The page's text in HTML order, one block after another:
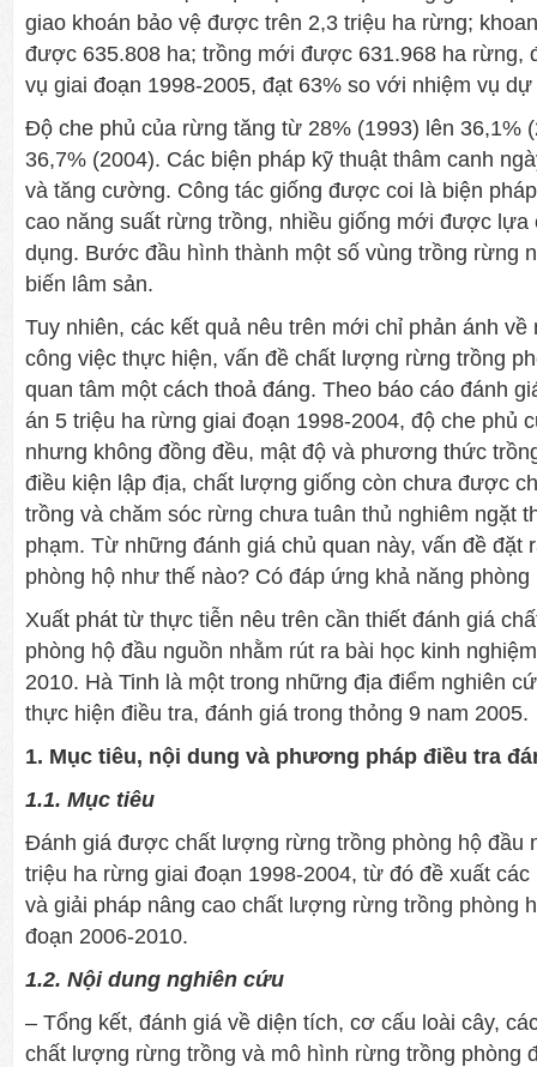
giao khoán bảo vệ được trên 2,3 triệu ha rừng;
được 635.808 ha; trồng mới được 631.968 ha rừng,
vụ giai đoạn 1998-2005, đạt 63% so với nhiệm vụ dự
Độ che phủ của rừng tăng từ 28% (1993) lên 36,1%
36,7% (2004). Các biện pháp kỹ thuật thâm canh
và tăng cường. Công tác giống được coi là biện
cao năng suất rừng trồng, nhiều giống mới được
dụng. Bước đầu hình thành một số vùng trồng rừng
biến lâm sản.
Tuy nhiên, các kết quả nêu trên mới chỉ phản ánh
công việc thực hiện, vấn đề chất lượng rừng trồng
quan tâm một cách thoả đáng. Theo báo cáo đánh
án 5 triệu ha rừng giai đoạn 1998-2004, độ che phủ
nhưng không đồng đều, mật độ và phương thức
điều kiện lập địa, chất lượng giống còn chưa được
trồng và chăm sóc rừng chưa tuân thủ nghiêm ngặt
phạm. Từ những đánh giá chủ quan này, vấn đề đặt
phòng hộ như thế nào? Có đáp ứng khả năng phòng
Xuất phát từ thực tiễn nêu trên cần thiết đánh giá
phòng hộ đầu nguồn nhằm rút ra bài học kinh
2010. Hà Tinh là một trong những địa điểm nghiên
thực hiện điều tra, đánh giá trong thỏng 9 nam 2005.
1. Mục tiêu, nội dung và phương pháp điều tra
1.1. Mục tiêu
Đánh giá được chất lượng rừng trồng phòng hộ đầu
triệu ha rừng giai đoạn 1998-2004, từ đó đề xuất
và giải pháp nâng cao chất lượng rừng trồng phòng
đoạn 2006-2010.
1.2. Nội dung nghiên cứu
– Tổng kết, đánh giá về diện tích, cơ cấu loài cây,
chất lượng rừng trồng và mô hình rừng trồng phòng